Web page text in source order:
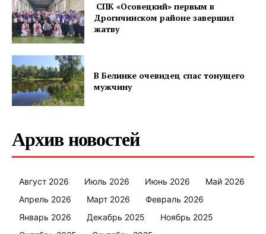
СПК «Осовецкий» первым в
Дрогичинском районе завершил
жатву
В Белинке очевидец спас тонущего
мужчину
Архив новостей
Август 2026 Июль 2026 Июнь 2026
Май 2026
Апрель 2026
Март 2026
Февраль 2026
Январь 2026
Декабрь 2025
Ноябрь 2025